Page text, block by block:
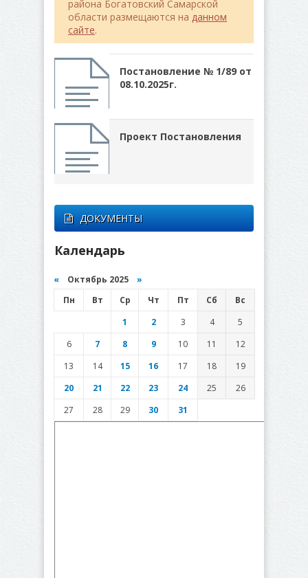
района Богатовский Самарской
области размещаются на данном
сайте.
Постановление № 1/89 от
08.10.2025г.
Проект Постановления
ДОКУМЕНТЫ
Календарь
« Октябрь 2025 »
Пн
Вт Ср Чт Пт Сб
Вс
1
2 3 4
5
6
7 8 9 10 11
12
13
14 15 16 17 18
19
20
21 22 23 24 25
26
27
28 29 30 31